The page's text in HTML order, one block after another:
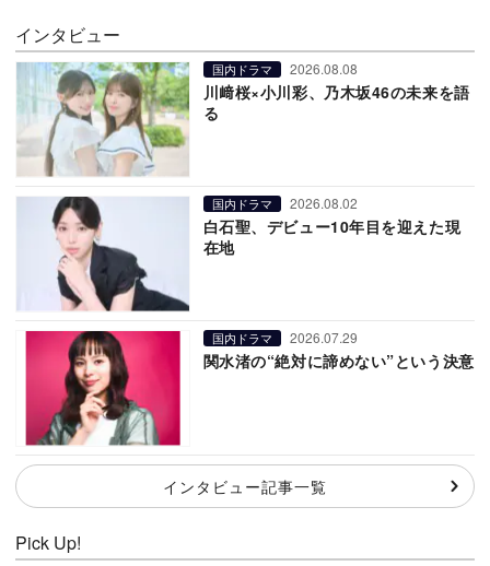
インタビュー
国内ドラマ 2026.08.08
川﨑桜×小川彩、乃木坂46の未来を語
る
国内ドラマ 2026.08.02
白石聖、デビュー10年目を迎えた現
在地
国内ドラマ 2026.07.29
関水渚の“絶対に諦めない”という決意
インタビュー記事一覧
Pick Up!